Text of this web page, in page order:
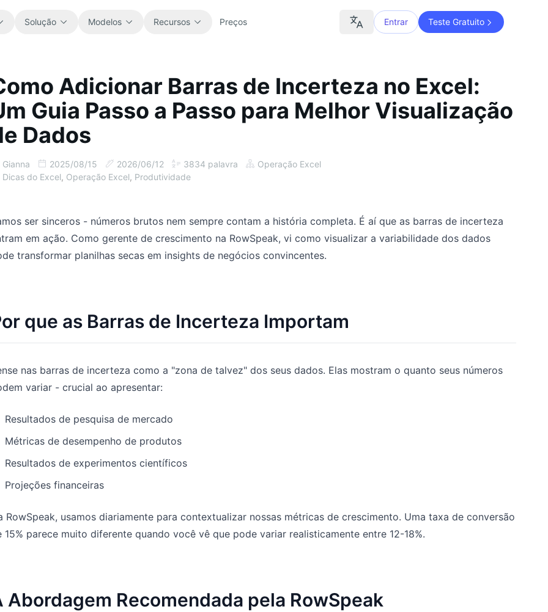
Solução Modelos
Tudo
Explore todos os modelos de planilha
prontos para usar.
Finanças
Orçamentos, previsões, relatórios e
análise financeira.
Acompanhe fluxos, handoffs,
planeamento e execução.
Projeto
Análises
recorrentes.
Recursos
Blog
Atualizações do produto, exemplos e
ideias de workflow.
Tutoriais passo a passo para trabalhos
reais com planilhas.
Documentação principal, configuração e
referências de uso.
Comunidade
utilizadores.
Onboarding rápido para novos
Preços Entrar Teste Gratuito
Adicionar Barras de Incerteza no Excel:
Guia Passo a Passo para Melhor Visualização
Dados
Gianna 2025/08/15 2026/06/12 3834 palavra
Operação Excel
Dicas do Excel, Operação Excel, Produtividade
ser sinceros - números brutos nem sempre contam a história completa. É aí que as barras de incerteza
em ação. Como gerente de crescimento na RowSpeak, vi como visualizar a variabilidade dos dados
transformar planilhas secas em insights de negócios convincentes.
que as Barras de Incerteza Importam
nas barras de incerteza como a "zona de talvez" dos seus dados. Elas mostram o quanto seus números
variar - crucial ao apresentar:
Resultados de pesquisa de mercado
Métricas de desempenho de produtos
Resultados de experimentos científicos
Projeções financeiras
RowSpeak, usamos diariamente para contextualizar nossas métricas de crescimento. Uma taxa de conversão
15% parece muito diferente quando você vê que pode variar realisticamente entre 12-18%.
Abordagem Recomendada pela RowSpeak